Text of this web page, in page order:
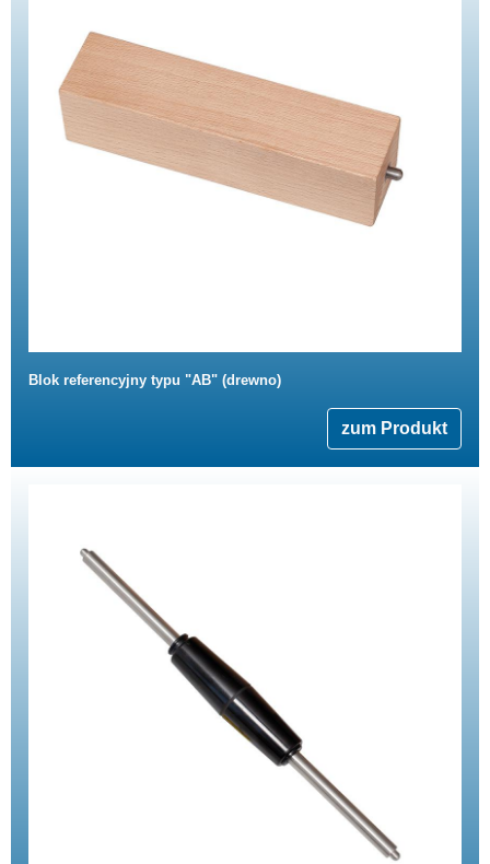
Blok referencyjny typu "AB" (drewno)
zum Produkt